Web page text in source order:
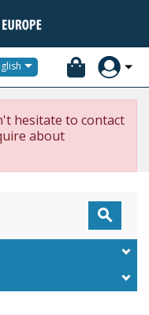

hesitate to contact
about
